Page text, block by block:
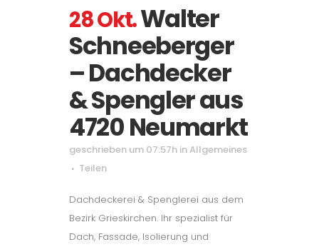
28 Okt.Walter
Schneeberger
– Dachdecker
& Spengler aus
4720 Neumarkt
geschrieben um 07:57h inAllgemeines
Teilen
Dachdeckerei & Spenglerei aus dem
Bezirk Grieskirchen. Ihr spezialist für
Dach, Fassade, Isolierung und